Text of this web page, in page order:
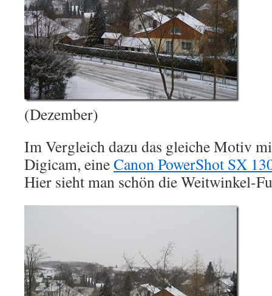
(Dezember)
Im Vergleich dazu das gleiche Motiv
Digicam, eineCanon PowerShot SX
Hier sieht man schön die Weitwinkel-